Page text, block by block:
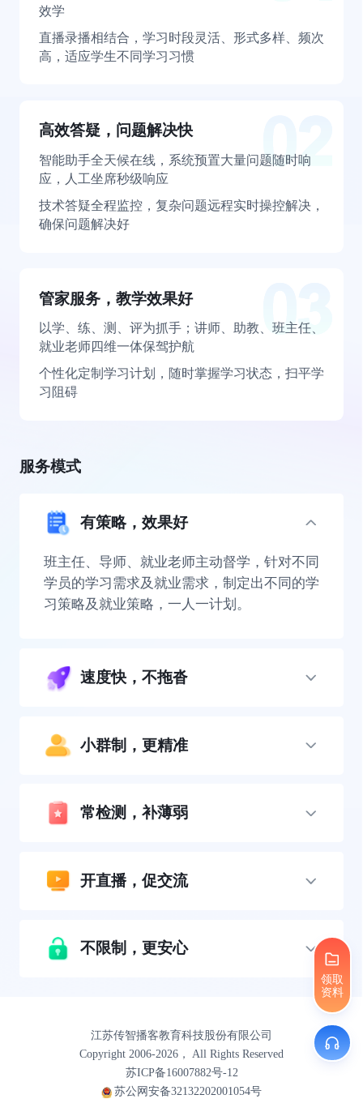
领取
资料
效学
直播录播相结合，学习时段灵活、形式多样、频次
高，适应学生不同学习习惯
高效答疑，问题解决快
智能助手全天候在线，系统预置大量问题随时响
应，人工坐席秒级响应
技术答疑全程监控，复杂问题远程实时操控解决，
确保问题解决好
管家服务，教学效果好
以学、练、测、评为抓手；讲师、助教、班主任、
就业老师四维一体保驾护航
个性化定制学习计划，随时掌握学习状态，扫平学
习阻碍
服务模式
有策略，效果好
班主任、导师、就业老师主动督学，针对不同
学员的学习需求及就业需求，制定出不同的学
习策略及就业策略，一人一计划。
速度快，不拖沓
小群制，更精准
常检测，补薄弱
开直播，促交流
不限制，更安心
江苏传智播客教育科技股份有限公司
Copyright 2006-2026， All Rights Reserved
苏ICP备16007882号-12
苏公网安备32132202001054号